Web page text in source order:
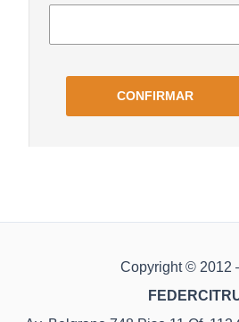
Copyright © 2012